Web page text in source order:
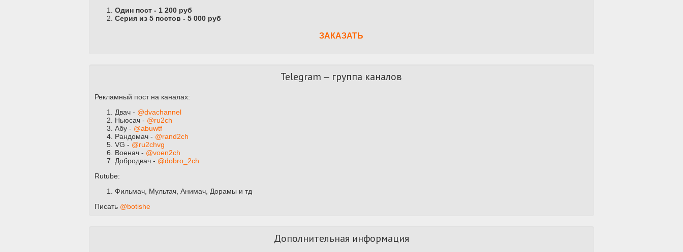
Один пост - 1 200 руб
Серия из 5 постов - 5 000 руб
ЗАКАЗАТЬ
Telegram — группа каналов
Рекламный пост на каналах:
Двач - @dvachannel
Ньюсач - @ru2ch
Абу - @abuwtf
Рандомач - @rand2ch
VG - @ru2chvg
Военач - @voen2ch
Добродвач - @dobro_2ch
Rutube:
Фильмач, Мультач, Анимач, Дорамы и тд
Писать @botishe
Дополнительная информация